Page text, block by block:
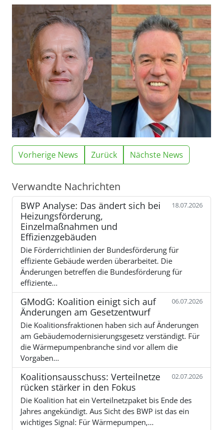
Vorherige News Zurück Nächste News
Verwandte Nachrichten
BWP Analyse: Das ändert sich bei
Heizungsförderung,
Einzelmaßnahmen und
Effizienzgebäuden
18.07.2026
Die Förderrichtlinien der Bundesförderung für
effiziente Gebäude werden überarbeitet. Die
Änderungen betreffen die Bundesförderung für
effiziente…
GModG: Koalition einigt sich auf
Änderungen am Gesetzentwurf
06.07.2026
Die Koalitionsfraktionen haben sich auf Änderungen
am Gebäudemodernisierungsgesetz verständigt. Für
die Wärmepumpenbranche sind vor allem die
Vorgaben…
Koalitionsausschuss: Verteilnetze
rücken stärker in den Fokus
02.07.2026
Die Koalition hat ein Verteilnetzpaket bis Ende des
Jahres angekündigt. Aus Sicht des BWP ist das ein
wichtiges Signal: Für Wärmepumpen,…